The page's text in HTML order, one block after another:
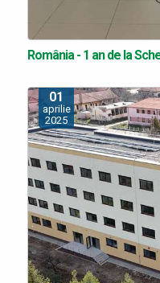
România - 1 an de la
01
aprilie
2025